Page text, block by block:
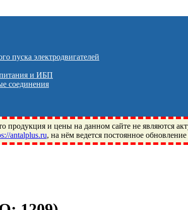
пуска электродвигателей
и ИБП
соединения
продукция и цены на данном сайте не являются
antalplus.ru, на нём ведется постоянное
Пушкино, Королёв, Балашиха, Фряново,
ZWZ, CRAFT, СПЗ-4, NECTECH, KG, LQY,